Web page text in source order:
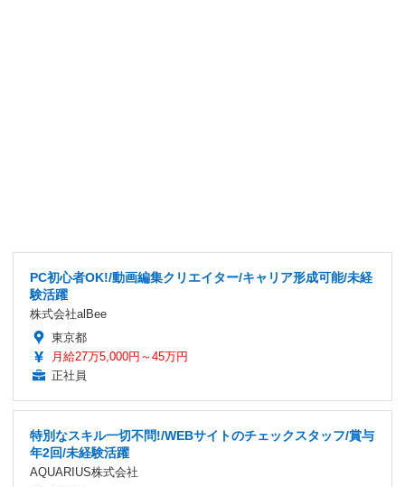
PC初心者OK!/動画編集クリエイター/キャリア形成可能/未経
験活躍
株式会社alBee
東京都
月給27万5,000円～45万円
正社員
特別なスキル一切不問!/WEBサイトのチェックスタッフ/賞与
年2回/未経験活躍
AQUARIUS株式会社